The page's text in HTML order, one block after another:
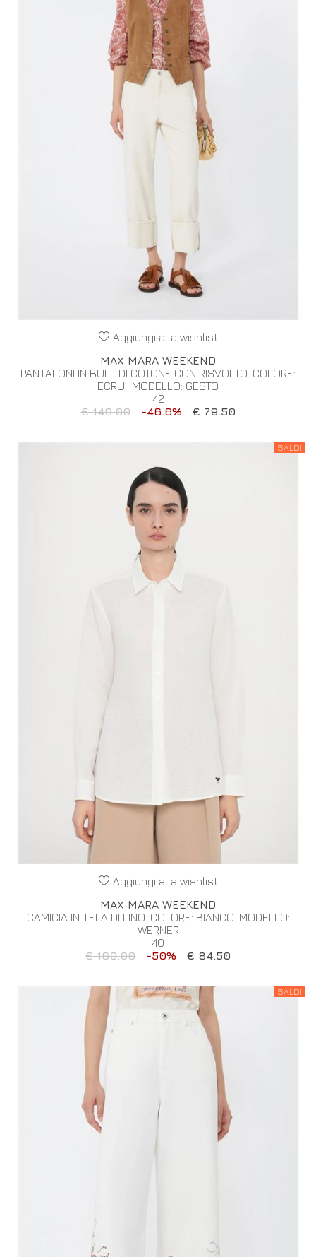
Aggiungi alla wishlist
MAX MARA WEEKEND
PANTALONI IN BULL DI COTONE CON RISVOLTO. COLORE:
ECRU'. MODELLO: GESTO
42
€ 149.00
-46.6% € 79.50
SALDI
Aggiungi alla wishlist
MAX MARA WEEKEND
CAMICIA IN TELA DI LINO. COLORE: BIANCO. MODELLO:
WERNER
40
€ 169.00
-50% € 84.50
SALDI